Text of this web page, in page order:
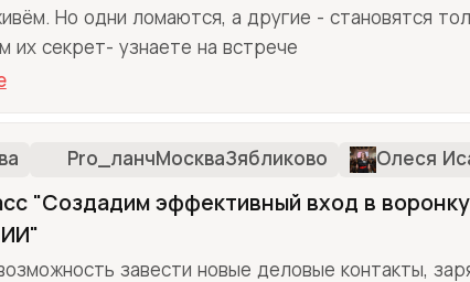
Но одни ломаются, а другие - становятся
их секрет- узнаете на встрече
Pro_ланчМоскваЗябликово Олеся
"Создадим эффективный вход в
завести новые деловые контакты,